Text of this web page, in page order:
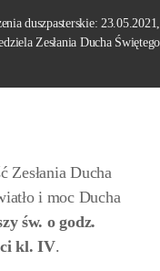
duszpasterskie: 23.05.2021,
Zesłania Ducha Świętego
Zesłania Ducha
i moc Ducha
św. o godz.
kl. IV.